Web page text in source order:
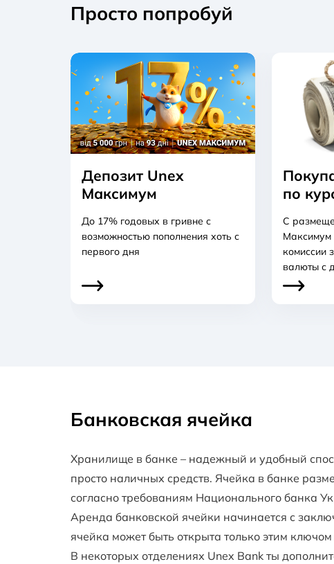
Просто попробуй
Депозит Unex
Максимум
До 17% годовых в гривне с
возможностью пополнения хоть с
первого дня
по
С
Максимум
комиссии
валюты с
Банковская ячейка
Хранилище в банке – надежный и удобный
просто наличных средств. Ячейка в банке
согласно требованиям Национального банка
Аренда банковской ячейки начинается с
ячейка может быть открыта только этим
В некоторых отделениях Unex Bank ты